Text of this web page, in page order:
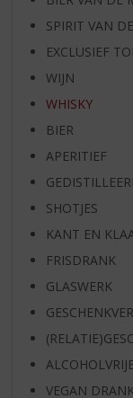
SPIRIT VAN
EXCLUSIEF
WIJN
WHISKY
BIER
APERITIEF
SHOTJES
KANT EN
FRISDRANK
GLASWERK
VEGAN